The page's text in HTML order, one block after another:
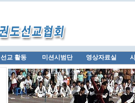
선교 활동 미션시범단 영상자료실